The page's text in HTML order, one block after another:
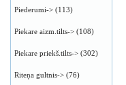
Piederumi-> (113)
Piekare aizm.tilts-> (108)
Piekare priekš.tilts-> (302)
Riteņa gultnis-> (76)